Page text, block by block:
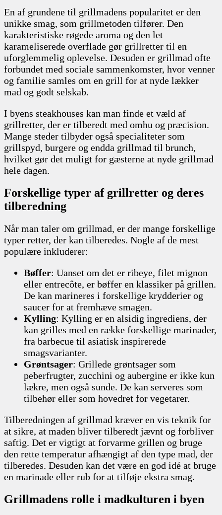
En af grundene til grillmadens popularitet er den
unikke smag, som grillmetoden tilfører. Den
karakteristiske røgede aroma og den let
karameliserede overflade gør grillretter til en
uforglemmelig oplevelse. Desuden er grillmad ofte
forbundet med sociale sammenkomster, hvor venner
og familie samles om en grill for at nyde lækker
mad og godt selskab.
I byens steakhouses kan man finde et væld af
grillretter, der er tilberedt med omhu og præcision.
Mange steder tilbyder også specialiteter som
grillspyd, burgere og endda grillmad til brunch,
hvilket gør det muligt for gæsterne at nyde grillmad
hele dagen.
Forskellige typer af grillretter og deres
tilberedning
Når man taler om grillmad, er der mange forskellige
typer retter, der kan tilberedes. Nogle af de mest
populære inkluderer:
Bøffer: Uanset om det er ribeye, filet mignon
eller entrecôte, er bøffer en klassiker på grillen.
De kan marineres i forskellige krydderier og
saucer for at fremhæve smagen.
Kylling: Kylling er en alsidig ingrediens, der
kan grilles med en række forskellige marinader,
fra barbecue til asiatisk inspirerede
smagsvarianter.
Grøntsager: Grillede grøntsager som
peberfrugter, zucchini og aubergine er ikke kun
lækre, men også sunde. De kan serveres som
tilbehør eller som hovedret for vegetarer.
Tilberedningen af grillmad kræver en vis teknik for
at sikre, at maden bliver tilberedt jævnt og forbliver
saftig. Det er vigtigt at forvarme grillen og bruge
den rette temperatur afhængigt af den type mad, der
tilberedes. Desuden kan det være en god idé at bruge
en marinade eller rub for at tilføje ekstra smag.
Grillmadens rolle i madkulturen i byen